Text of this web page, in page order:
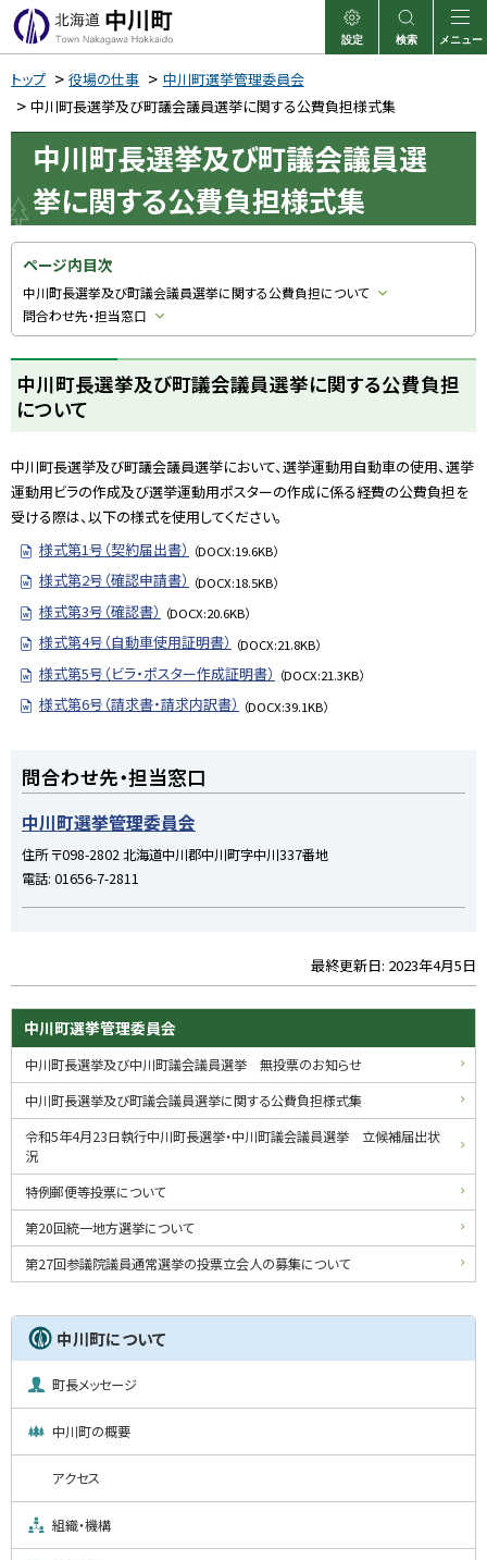
本
へ
ニ
ー
へ
中川町 表示
設定
検索
サイト内検索
メニュー
トップ 役場の仕事
中川町選挙管理委員会
中川町長選挙及び町議会議員選挙に関する公費負担様式集
中川町長選挙及び町議会議員選
挙に関する公費負担様式集
ページ内目次
中川町長選挙及び町議会議員選挙に関する公費負担について
問合わせ先・担当窓口
中川町長選挙及び町議会議員選挙に関する公費負担
について
中川町長選挙及び町議会議員選挙において、選挙運動用自動車の使用、選挙
運動用ビラの作成及び選挙運動用ポスターの作成に係る経費の公費負担を
受ける際は、以下の様式を使用してください。
様式第1号（契約届出書） （DOCX:19.6KB）
様式第2号（確認申請書） （DOCX:18.5KB）
様式第3号（確認書） （DOCX:20.6KB）
様式第4号（自動車使用証明書） （DOCX:21.8KB）
様式第5号（ビラ・ポスター作成証明書） （DOCX:21.3KB）
様式第6号（請求書・請求内訳書） （DOCX:39.1KB）
に
戻
問合わせ先・担当窓口
中川町選挙管理委員会
住所〒098-2802 北海道中川郡中川町字中川337番地
電話: 01656-7-2811
ッ
最終更新日: 2023年4月5日
サ
イ
ド
メ
ニ
ュ
ー
中川町選挙管理委員会
中川町長選挙及び中川町議会議員選挙 無投票のお知らせ
中川町長選挙及び町議会議員選挙に関する公費負担様式集
令和5年4月23日執行中川町長選挙・中川町議会議員選挙 立候補届出状
況
特例郵便等投票について
第20回統一地方選挙について
第27回参議院議員通常選挙の投票立会人の募集について
中川町について
町長メッセージ
中川町の概要
アクセス
組織・機構